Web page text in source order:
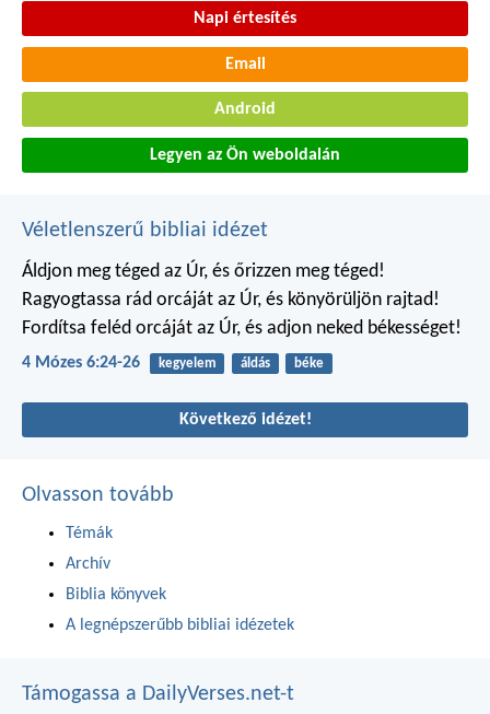
Napi értesítés
Email
Android
Legyen az Ön weboldalán
Véletlenszerű bibliai idézet
Áldjon meg téged az Úr, és őrizzen meg téged!
Ragyogtassa rád orcáját az Úr, és könyörüljön rajtad!
Fordítsa feléd orcáját az Úr, és adjon neked békességet!
4 Mózes 6:24-26 kegyelem áldás béke
Következő idézet!
Olvasson tovább
Témák
Archív
Biblia könyvek
A legnépszerűbb bibliai idézetek
Támogassa a DailyVerses.net-t